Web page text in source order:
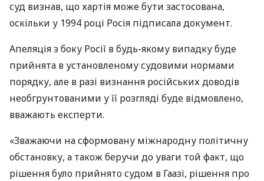
суд визнав, що хартія може бути застосована,
оскільки у 1994 році Росія підписала документ.
Апеляція з боку Росії в будь-якому випадку буде
прийнята в установленому судовими нормами
порядку, але в разі визнання російських доводів
необгрунтованими у її розгляді буде відмовлено,
вважають експерти.
«Зважаючи на сформовану міжнародну політичну
обстановку, а також беручи до уваги той факт, що
рішення було прийнято судом в Гаазі, рішення про